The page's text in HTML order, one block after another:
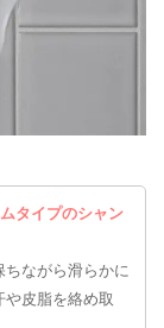
タイプのシャン
ちながら滑らかに
皮脂を絡め取